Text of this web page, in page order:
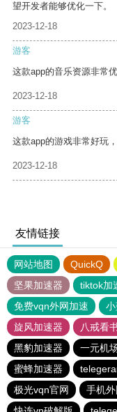
望开发者能够优化一下。
2023-12-18
游客
这款app的音乐资源非常
2023-12-18
游客
这款app的游戏非常好玩
2023-12-18
友情链接
网站地图 QuickQ
坚果加速器
tiktok加
免费vqn外网加速
旋风加速器
八戒看
黑豹加速器
一元机
蜜蜂加速器
极光vqn官网
手机